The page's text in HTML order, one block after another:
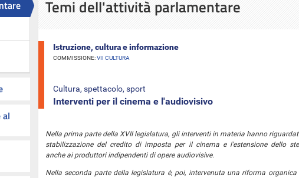
Temi dell'attività parlamentare
Istruzione, cultura e informazione
COMMISSIONE:VII CULTURA
Cultura, spettacolo, sport
Interventi per il cinema e l'audiovisivo
Nella prima parte della XVII legislatura, gli interventi in materia hanno
stabilizzazione del credito di imposta per il cinema e l'estensione dello
anche ai produttori indipendenti di opere audiovisive.
Nella seconda parte della legislatura è, poi, intervenuta una riforma organica